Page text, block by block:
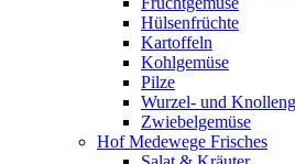
Hülsenfrüchte
Kartoffeln
Kohlgemüse
Pilze
Wurzel- und
Zwiebelgemüse
Hof Medewege Frisches